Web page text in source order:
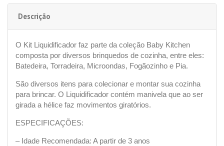
Descrição
O Kit Liquidificador faz parte da coleção Baby Kitchen
composta por diversos brinquedos de cozinha, entre eles:
Batedeira, Torradeira, Microondas, Fogãozinho e Pia.
São diversos itens para colecionar e montar sua cozinha
para brincar. O Liquidificador contém manivela que ao ser
girada a hélice faz movimentos giratórios.
ESPECIFICAÇÕES:
– Idade Recomendada: A partir de 3 anos